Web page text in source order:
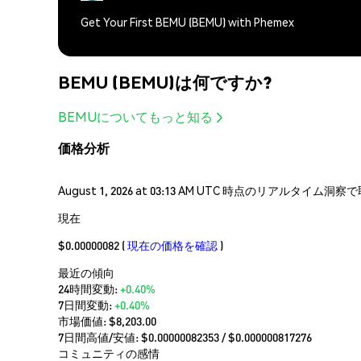
Get Your First BEMU (BEMU) with Phemex
BEMU (BEMU)は何ですか?
BEMUについてもっと知る
価格分析
August 1, 2026 at 03:13 AM UTC 時点のリアルタイム洞察
現在
$0.00000082 (現在の価格を確認 )
最近の傾向
24時間変動:+0.40%
7日間変動:+0.40%
市場価値:$8,203.00
7日間高値/安値: $0.00000082353/ $0.000000817276
コミュニティの感情